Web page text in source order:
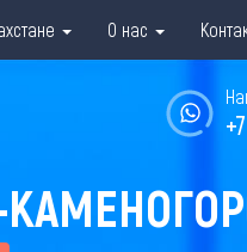
О нас